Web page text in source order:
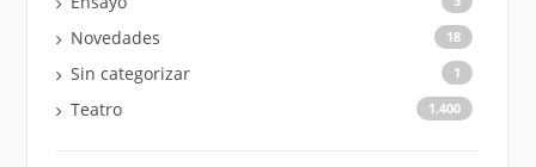
Novedades 18
Sin categorizar 1
Teatro 1.400